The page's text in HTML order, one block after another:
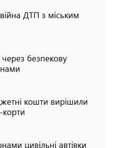
ДТП з міським
безпекову
кошти вирішили
корти
цивільні автівки